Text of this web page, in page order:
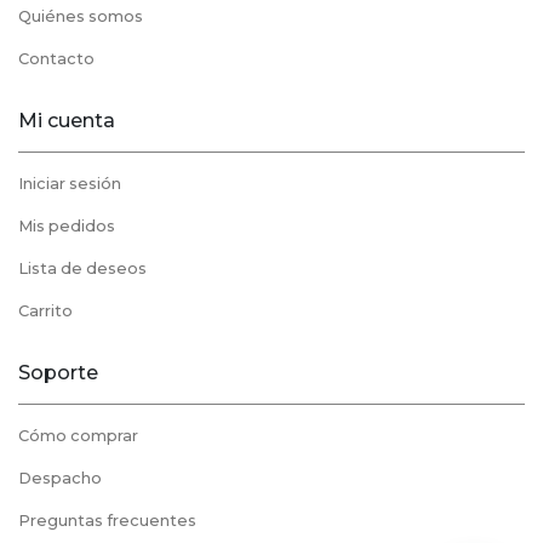
Quiénes somos
Contacto
Mi cuenta
Iniciar sesión
Mis pedidos
Lista de deseos
Carrito
Soporte
Cómo comprar
Despacho
Preguntas frecuentes